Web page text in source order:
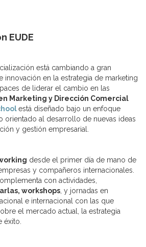
EUDE
está cambiando a gran
innovación en la estrategia de marketing
de liderar el cambio en las
Marketing y Dirección Comercial
está diseñado bajo un enfoque
orientado al desarrollo de nuevas ideas
y gestión empresarial.
desde el primer día de mano de
y compañeros internacionales.
con actividades,
workshops , y jornadas en
e internacional con las que
el mercado actual, la estrategia
éxito.